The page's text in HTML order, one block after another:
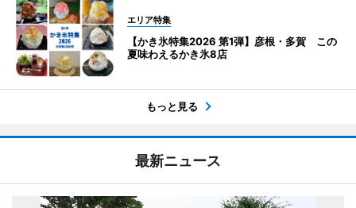
エリア特集
【かき氷特集2026 第1弾】彦根・多賀 この
夏味わえるかき氷8店
もっと見る
最新ニュース